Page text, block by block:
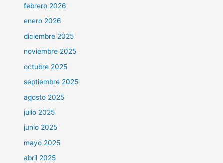
febrero 2026
enero 2026
diciembre 2025
noviembre 2025
octubre 2025
septiembre 2025
agosto 2025
julio 2025
junio 2025
mayo 2025
abril 2025